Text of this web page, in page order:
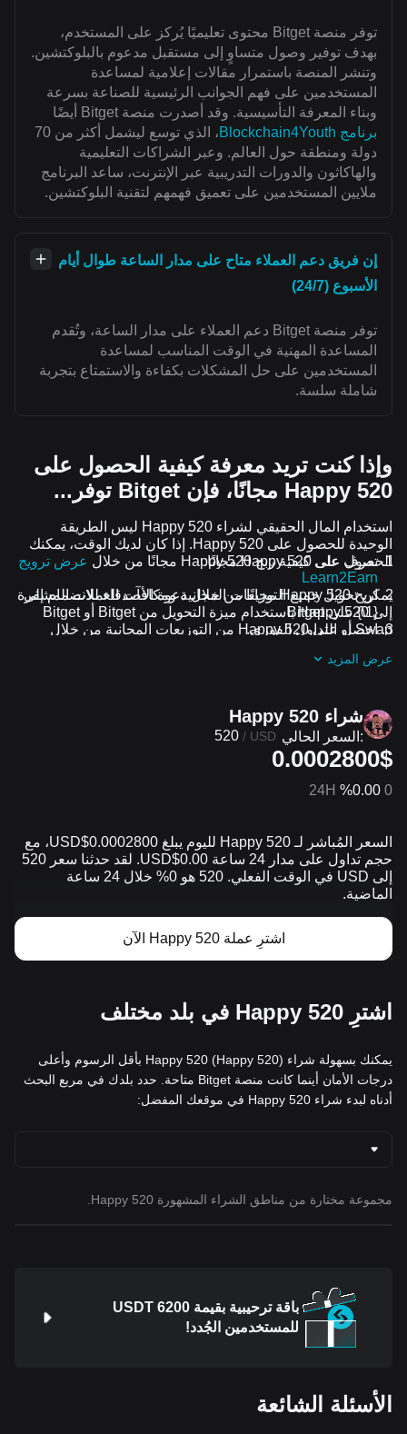
توفر منصة Bitget محتوى تعليميًا يُركز على المستخدم،
بهدف توفير وصول متساوٍ إلى مستقبل مدعوم بالبلوكتشين.
وتنشر المنصة باستمرار مقالات إعلامية لمساعدة
المستخدمين على فهم الجوانب الرئيسية للصناعة بسرعة
وبناء المعرفة التأسيسية. وقد أصدرت منصة Bitget أيضًا
برنامج Blockchain4Youth
، الذي توسع ليشمل أكثر من 70
دولة ومنطقة حول العالم. وعبر الشراكات التعليمية
والهاكاثون والدورات التدريبية عبر الإنترنت، ساعد البرنامج
ملايين المستخدمين على تعميق فهمهم لتقنية البلوكتشين.
إن فريق دعم العملاء متاح على مدار الساعة طوال أيام
الأسبوع (24/7)
توفر منصة Bitget دعم العملاء على مدار الساعة، وتُقدم
المساعدة المهنية في الوقت المناسب لمساعدة
المستخدمين على حل المشكلات بكفاءة والاستمتاع بتجربة
شاملة سلسة.
وإذا كنت تريد معرفة كيفية الحصول على
Happy 520 مجانًا، فإن Bitget توفر...
استخدام المال الحقيقي لشراء Happy 520 ليس الطريقة
الوحيدة للحصول على Happy 520. إذا كان لديك الوقت، يمكنك
الحصول على Happy 520 مجانًا.
تعرف على كيفية ربح Happy 520 مجانًا من خلال
عرض ترويج
Learn2Earn
اربح Happy 520 مجانًا من خلال دعوة الأصدقاء للانضمام إلى
{1\} على Bitget
احصل على Happy 520 من التوزيعات المجانية من خلال
يمكن تحويل جميع التوزيعات المجانية ومكافآت العملات المشفرة
إلى Happy 520 باستخدام ميزة التحويل من Bitget أو Bitget
Swap أو التداول الفوري.
عرض المزيد
شراء Happy 520
520 / USD السعر الحالي:
0.0002800$
0
%0.00
24H
السعر المُباشر لـ Happy 520 لليوم يبلغ 0.0002800$USD، مع
حجم تداول على مدار 24 ساعة 0.00$USD. لقد حدثنا سعر 520
إلى USD في الوقت الفعلي. 520 هو 0% خلال 24 ساعة
الماضية.
اشترِ عملة Happy 520 الآن
اشترِ Happy 520 في بلد مختلف
يمكنك بسهولة شراء Happy 520 (Happy 520) بأقل الرسوم وأعلى
درجات الأمان أينما كانت منصة Bitget متاحة. حدد بلدك في مربع البحث
أدناه لبدء شراء Happy 520 في موقعك المفضل:
مجموعة مختارة من مناطق الشراء المشهورة Happy 520.
باقة ترحيبية بقيمة 6200 USDT
للمستخدمين الجُدد!
الأسئلة الشائعة